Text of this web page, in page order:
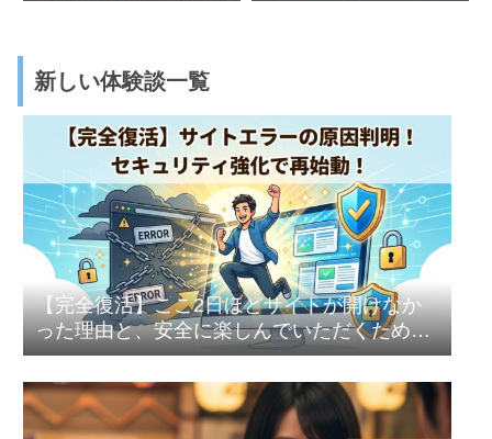
新しい体験談一覧
【完全復活】ここ2日ほどサイトが開けなか
った理由と、安全に楽しんでいただくための
セキュリティ強化のお話